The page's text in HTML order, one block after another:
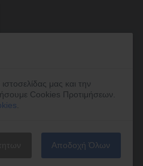
μας και την
Cookies Προτιμήσεων.
Αποδοχή Όλων